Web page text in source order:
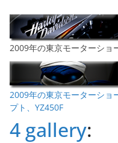
2009年の東京モーターシ
2009年の東京モーターショ
プト、YZ450F
4 gallery: